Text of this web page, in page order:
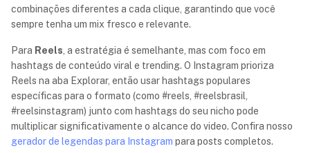
combinações diferentes a cada clique, garantindo que você
sempre tenha um mix fresco e relevante.
Para Reels , a estratégia é semelhante, mas com foco em
hashtags de conteúdo viral e trending. O Instagram prioriza
Reels na aba Explorar, então usar hashtags populares
específicas para o formato (como #reels, #reelsbrasil,
#reelsinstagram) junto com hashtags do seu nicho pode
multiplicar significativamente o alcance do video. Confira nosso
gerador de legendas para Instagram para posts completos.